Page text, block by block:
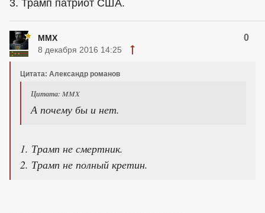
3. Трамп патриот США.
MMX 0
8 декабря 2016 14:25
Цитата: Александр романов
Цитата: MMX
А почему бы и нет.
1. Трамп не смертник.
2. Трамп не полный кретин.